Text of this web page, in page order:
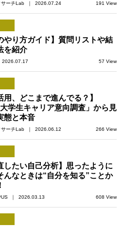
サーチLab ｜ 2026.07.24 191 View
やり方ガイド】質問リストや結
を紹介
2026.07.17 57 View
用、どこまで進んでる？】
大学生キャリア意向調査」から見
態と本音
サーチLab ｜ 2026.06.12 266 View
したい自己分析】思ったように
なときは“自分を知る”ことか
｜ 2026.03.13 608 View